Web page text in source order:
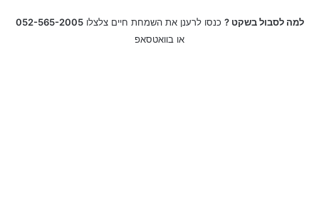
למה לסבול בשקט ? כנסו לרענן את השמחת חיים צלצלו052-565-2005
או בוואטסאפ